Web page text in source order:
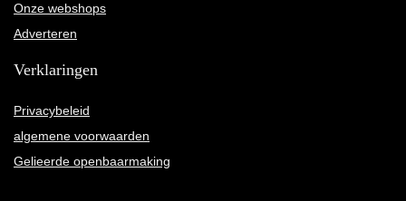
Onze webshops
Adverteren
Verklaringen
Privacybeleid
algemene voorwaarden
Gelieerde openbaarmaking